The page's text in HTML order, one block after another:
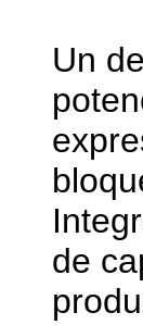
Un
de